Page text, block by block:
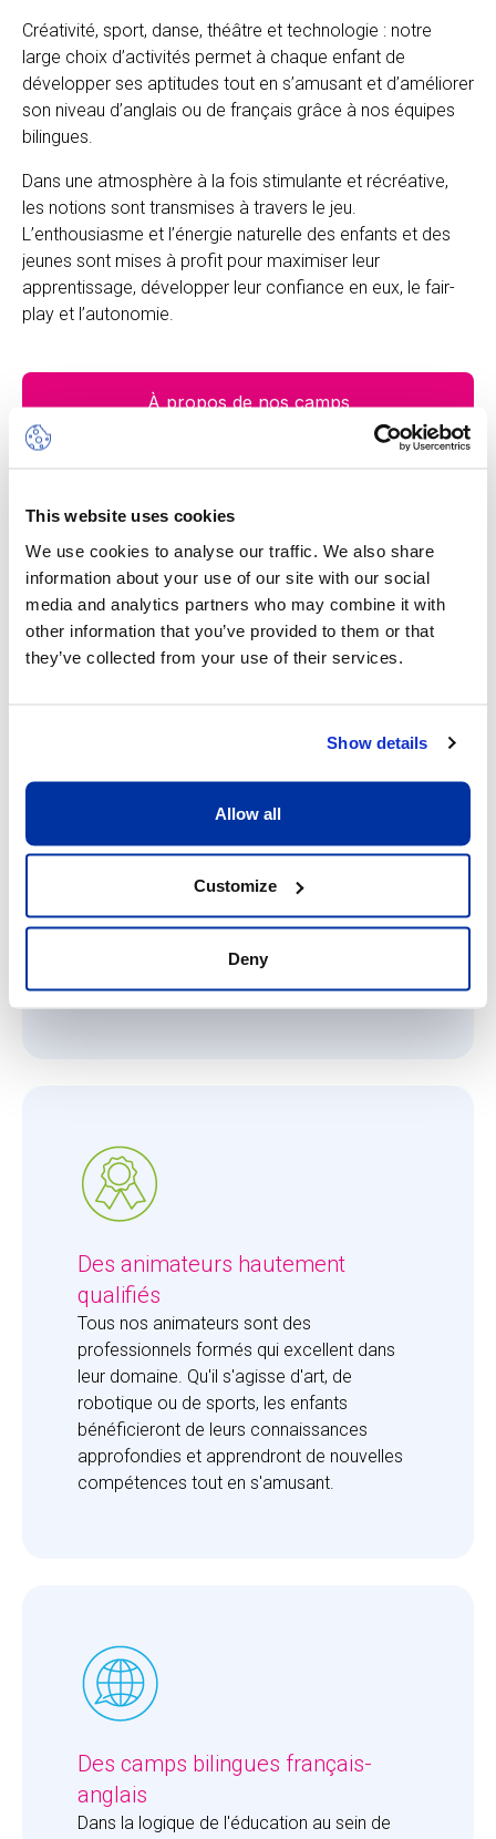
This website uses cookies
We use cookies to analyse our traffic. We also share
information about your use of our site with our social
media and analytics partners who may combine it with
other information that you’ve provided to them or that
they’ve collected from your use of their services.
Show details
Allow all
Customize
Deny
Créativité, sport, danse, théâtre et technologie : notre
large choix d’activités permet à chaque enfant de
développer ses aptitudes tout en s’amusant et d’améliorer
son niveau d’anglais ou de français grâce à nos équipes
bilingues.
Dans une atmosphère à la fois stimulante et récréative,
les notions sont transmises à travers le jeu.
L’enthousiasme et l’énergie naturelle des enfants et des
jeunes sont mises à profit pour maximiser leur
apprentissage, développer leur confiance en eux, le fair-
play et l’autonomie.
À propos de nos camps
Notre valeur ajoutée
Un excellent ratio d’un adulte pour
Ce qui nous importe, c'est que chaque
enfant reçoive toute l'attention qu'il ou elle
permet à nos animateurs de se consacrer
entièrement aux enfants et de leur apporter
Des animateurs hautement
qualifiés
Tous nos animateurs sont des
professionnels formés qui excellent dans
leur domaine. Qu'il s'agisse d'art, de
robotique ou de sports, les enfants
bénéficieront de leurs connaissances
approfondies et apprendront de nouvelles
compétences tout en s'amusant.
Des camps bilingues français-
anglais
Dans la logique de l'éducation au sein de